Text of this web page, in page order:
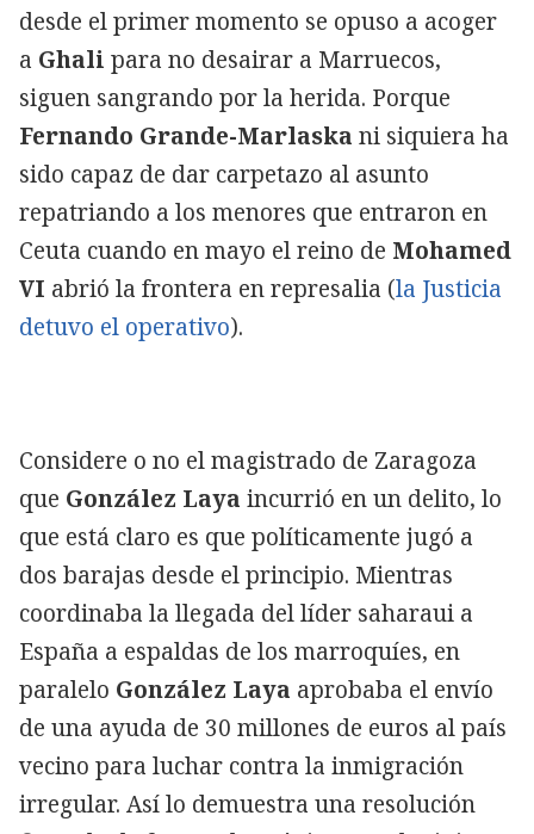
desde el primer momento se opuso a acoger
a Ghali para no desairar a Marruecos,
siguen sangrando por la herida. Porque
Fernando Grande-Marlaska ni siquiera ha
sido capaz de dar carpetazo al asunto
repatriando a los menores que entraron en
Ceuta cuando en mayo el reino de Mohamed
VI abrió la frontera en represalia (la Justicia
detuvo el operativo).
Considere o no el magistrado de Zaragoza
que González Laya incurrió en un delito, lo
que está claro es que políticamente jugó a
dos barajas desde el principio. Mientras
coordinaba la llegada del líder saharaui a
España a espaldas de los marroquíes, en
paralelo González Laya aprobaba el envío
de una ayuda de 30 millones de euros al país
vecino para luchar contra la inmigración
irregular. Así lo demuestra una resolución